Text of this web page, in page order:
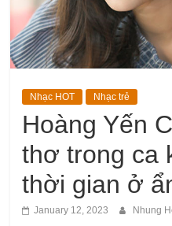
Nhạc HOT Nhạc trẻ
Hoàng Yến
thơ trong ca
thời gian ở
January 12, 2023 Nhung